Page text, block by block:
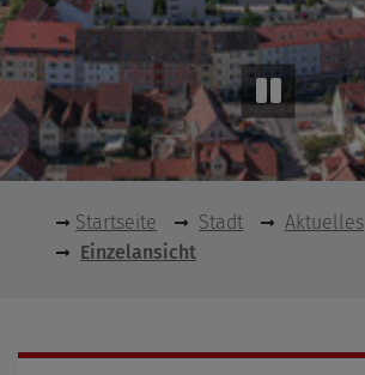
Startseite Stadt Aktuelles
Einzelansicht